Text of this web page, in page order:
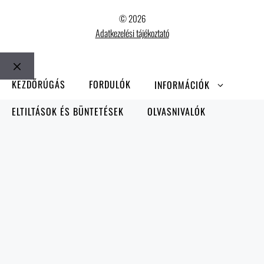
© 2026
Adatkezelési tájékoztató
Bezár
KEZDŐRÚGÁS FORDULÓK
INFORMÁCIÓK
ELTILTÁSOK ÉS BÜNTETÉSEK
OLVASNIVALÓK